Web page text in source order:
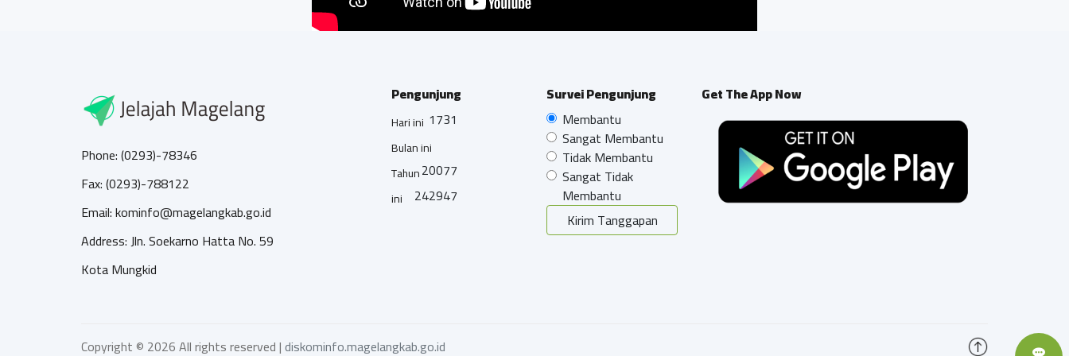
Phone: (0293)-78346
Fax: (0293)-788122
Email: kominfo@magelangkab.go.id
Address: Jln. Soekarno Hatta No. 59
Kota Mungkid
Pengunjung
Hari ini 1731
Bulan ini
20077
Tahun
ini
242947
Survei Pengunjung
Membantu
Sangat Membantu
Tidak Membantu
Sangat Tidak
Membantu
Kirim Tanggapan
Get The App Now
Copyright © 2026 All rights reserved |diskominfo.magelangkab.go.id